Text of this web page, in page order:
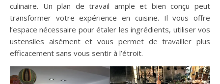
culinaire. Un plan de travail ample et bien conçu peut
transformer votre expérience en cuisine. Il vous offre
l’espace nécessaire pour étaler les ingrédients, utiliser vos
ustensiles aisément et vous permet de travailler plus
efficacement sans vous sentir à l’étroit.